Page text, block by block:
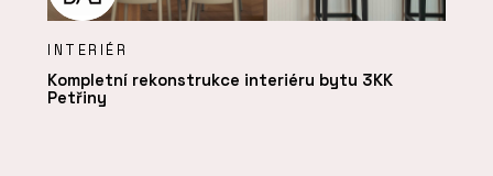
INTERIÉR
Kompletní rekonstrukce interiéru bytu 3KK
Petřiny